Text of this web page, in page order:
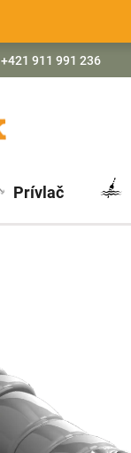
+421 911 991 236
Prívlač